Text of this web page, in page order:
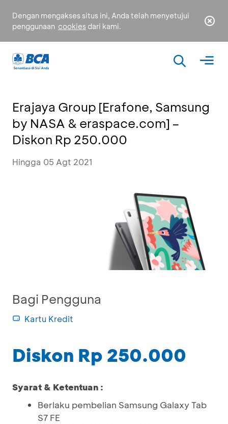
Dengan mengakses situs ini, Anda telah menyetujui
penggunaan cookies dari kami.
Erajaya Group [Erafone, Samsung
by NASA & eraspace.com] –
Diskon Rp 250.000
Hingga 05 Agt 2021
Bagi Pengguna
Kartu Kredit
Diskon Rp 250.000
Syarat & Ketentuan :
Berlaku pembelian Samsung Galaxy Tab
S7 FE